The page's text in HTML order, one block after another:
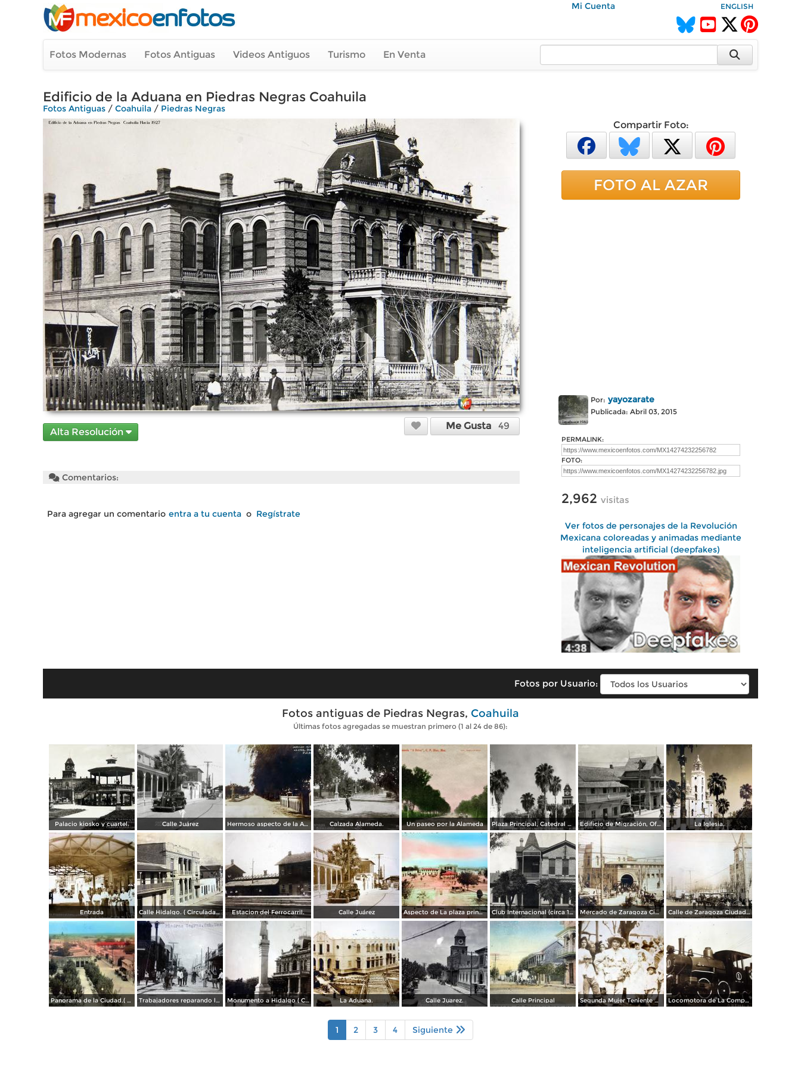
Mi Cuenta ENGLISH
Fotos Modernas Fotos Antiguas Videos Antiguos Turismo En Venta
Edificio de la Aduana en Piedras Negras Coahuila
Fotos Antiguas / Coahuila / Piedras Negras
Alta Resolución
Me Gusta 49
Comentarios:
Para agregar un comentario entra a tu cuenta o Regístrate
Compartir Foto:
FOTO AL AZAR
Por: yayozarate
Publicada: Abril 03, 2015
PERMALINK:
FOTO:
2,962 visitas
Ver fotos de personajes de la Revolución
Mexicana coloreadas y animadas mediante
inteligencia artificial (deepfakes)
Fotos por Usuario:
Fotos antiguas de Piedras Negras, Coahuila
Últimas fotos agregadas se muestran primero (1 al 24 de 86):
Palacio kiosko y cuartel. Calle Juárez Hermoso aspecto de la Alameda. ( Circulada el 25 de Febrero de 1931 ). Calzada Alameda. Un paseo por la Alameda Plaza Principal, Catedral y Palacio Municipal Edificio de Migración, Oficina de Correos y Templo La Iglesia.
Entrada Calle Hidalgo. ( Circulada el 26 de Enero de 1935 ). Estacion del Ferrocarril. Calle Juárez Aspecto de La plaza principal. Club Internacional (circa 1908) Mercado de Zaragoza Ciudad Porfirio Diaz Hoy Piedras Negras, Coahuila. Calle de Zaragoza Ciudad Porfirio Diaz Hoy Piedras Negras, Coahuila.
Panorama de la Ciudad.( Circulada el 6 de Junio de 1944 ). Trabajadores reparando la calle. Monumento a Hidalgo ( Circulada el 2 de Marzo de 1926 ). La Aduana. Calle Juarez. Calle Principal Segunda Mujer Teniente Durante La Revolucion Mexicana. Locomotora de La Compania Consolidada S.A.
1 2 3 4 Siguiente